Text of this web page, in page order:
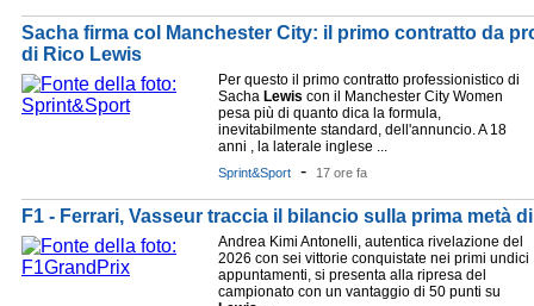
Sacha firma col Manchester City: il primo contratto da
di Rico Lewis
Per questo il primo contratto professionistico di
Sacha Lewis con il Manchester City Women
pesa più di quanto dica la formula,
inevitabilmente standard, dell'annuncio. A 18
anni , la laterale inglese ...
Sprint&Sport - 17 ore fa
F1 - Ferrari, Vasseur traccia il bilancio sulla prima metà
Andrea Kimi Antonelli, autentica rivelazione del
2026 con sei vittorie conquistate nei primi undici
appuntamenti, si presenta alla ripresa del
campionato con un vantaggio di 50 punti su